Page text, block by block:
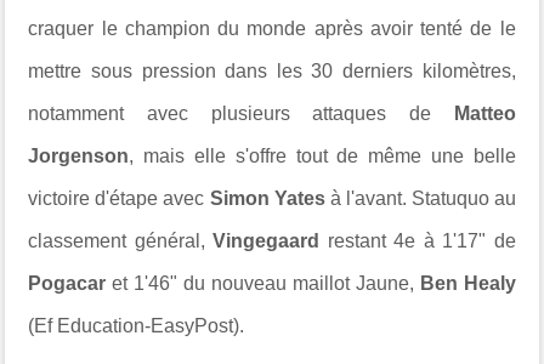
craquer le champion du monde après avoir tenté de le
mettre sous pression dans les 30 derniers kilomètres,
notamment avec plusieurs attaques de Matteo
Jorgenson, mais elle s'offre tout de même une belle
victoire d'étape avec Simon Yatesà l'avant. Statuquo au
classement général,Vingegaard restant 4e à 1'17" de
Pogacar et 1'46" du nouveau maillot Jaune, Ben Healy
(Ef Education-EasyPost).